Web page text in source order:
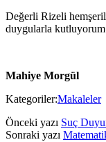
Değerli Rizeli
duygularla
Mahiye Morgül
Kategoriler:Makaleler
Önceki yazı Suç
Sonraki yazı